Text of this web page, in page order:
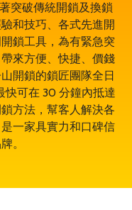
突破傳統開鎖及換鎖
和技巧、各式先進開
鎖工具，為有緊急突
來方便、快捷、價錢
開鎖的鎖匠團隊全日
快可在 30 分鐘內抵達
方法，幫客人解決各
一家具實力和口碑信
。